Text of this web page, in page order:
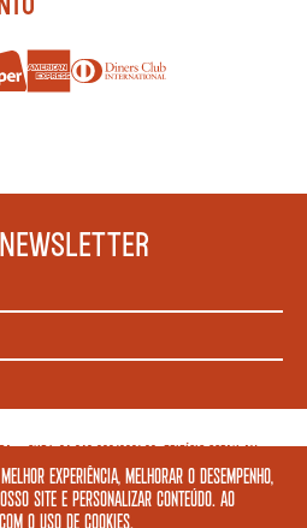
experiência, melhorar o desempenho,
site e personalizar conteúdo. Ao
o uso de cookies.
- CNPJ: 34.840.986/0001-20. EDIFÍCIO COPAN AV
01046 010. © 2022 TODOS OS DIREITOS